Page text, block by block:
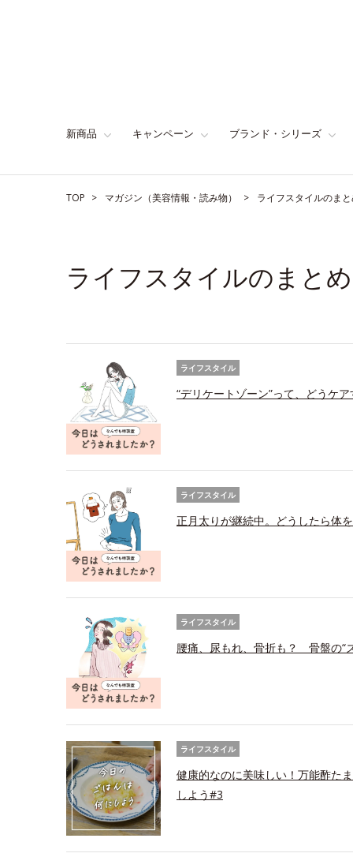
新商品 キャンペーン ブランド・シリーズ
TOP マガジン（美容情報・読み物） ライフスタイルのま
ライフスタイルのまとめ
ライフスタイル
“デリケートゾーン”って、どうケ
ライフスタイル
正月太りが継続中。どうしたら体
ライフスタイル
腰痛、尿もれ、骨折も？ 骨盤の“
ライフスタイル
健康的なのに美味しい！万能酢た
しよう#3